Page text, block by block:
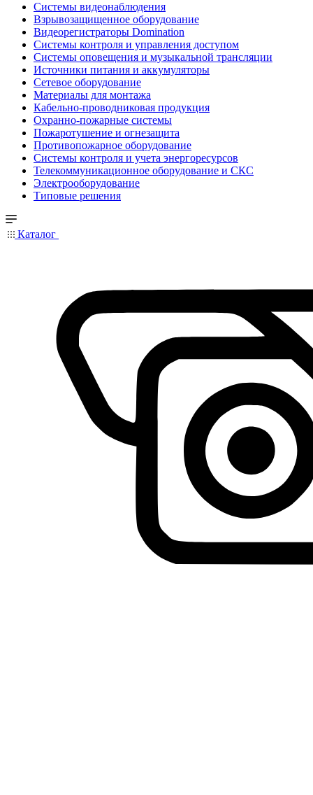
Системы видеонаблюдения
Взрывозащищенное оборудование
Видеорегистраторы Domination
Системы контроля и управления доступом
Системы оповещения и музыкальной трансляции
Источники питания и аккумуляторы
Сетевое оборудование
Материалы для монтажа
Кабельно-проводниковая продукция
Охранно-пожарные системы
Пожаротушение и огнезащита
Противопожарное оборудование
Системы контроля и учета энергоресурсов
Телекоммуникационное оборудование и СКС
Электрооборудование
Типовые решения
Каталог